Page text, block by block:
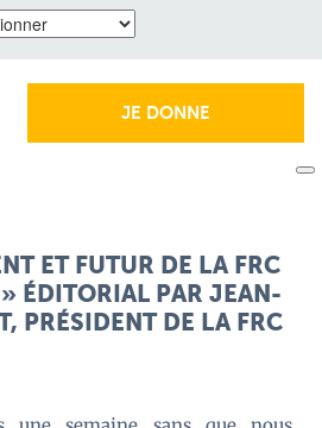
JE DONNE
ET FUTUR DE LA FRC
ÉDITORIAL PAR JEAN-
PRÉSIDENT DE LA FRC